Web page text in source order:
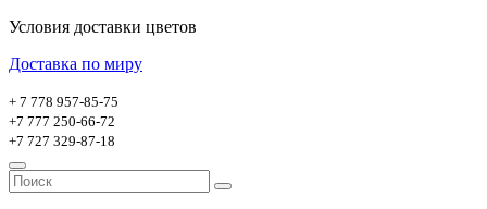
Условия доставки цветов
Доставка по миру
+ 7 778 957-85-75
+7 777 250-66-72
+7 727 329-87-18